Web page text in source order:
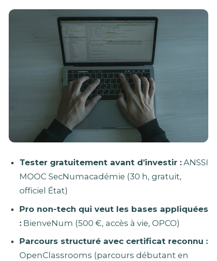
Tester gratuitement avant d’investir :ANSSI
MOOC SecNumacadémie (30 h, gratuit,
officiel État)
Pro non-tech qui veut les bases appliquées
:BienveNum (500 €, accès à vie, OPCO)
Parcours structuré avec certificat reconnu :
OpenClassrooms (parcours débutant en